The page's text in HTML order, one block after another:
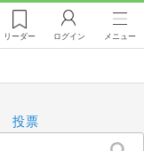
リーダー ログイン メニュー
投票